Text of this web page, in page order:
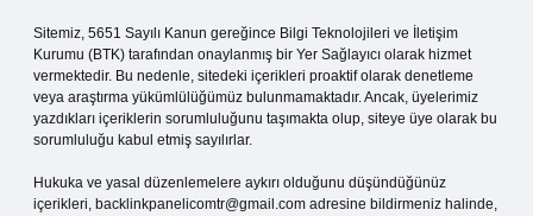
Sitemiz, 5651 Sayılı Kanun gereğince Bilgi Teknolojileri ve İletişim
Kurumu (BTK) tarafından onaylanmış bir Yer Sağlayıcı olarak hizmet
vermektedir. Bu nedenle, sitedeki içerikleri proaktif olarak denetleme
veya araştırma yükümlülüğümüz bulunmamaktadır. Ancak, üyelerimiz
yazdıkları içeriklerin sorumluluğunu taşımakta olup, siteye üye olarak bu
sorumluluğu kabul etmiş sayılırlar.
Hukuka ve yasal düzenlemelere aykırı olduğunu düşündüğünüz
içerikleri, backlinkpanelicomtr@gmail.com adresine bildirmeniz halinde,